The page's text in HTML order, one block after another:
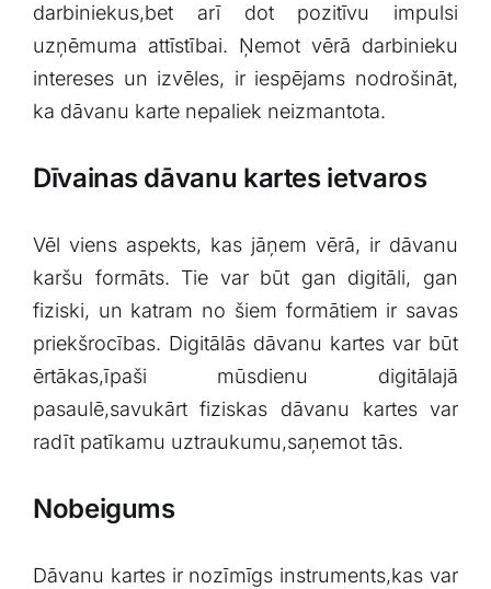
darbiniekus,bet arī dot pozitīvu impulsi
uzņēmuma attīstībai. Ņemot vērā darbinieku
intereses un izvēles, ir iespējams nodrošināt,
ka dāvanu karte nepaliek neizmantota.
Dīvainas⁤ dāvanu kartes ietvaros
Vēl viens aspekts, kas​ jāņem vērā, ir dāvanu
karšu formāts. Tie⁣ var būt gan ⁢digitāli, gan
‌fiziski,⁢ un katram no šiem formātiem ir savas
⁣priekšrocības. Digitālās dāvanu⁢ kartes var būt
ērtākas,īpaši mūsdienu⁤ digitālajā
pasaulē,savukārt fiziskas dāvanu kartes‍ var
radīt patīkamu uztraukumu,saņemot⁤ tās.
Nobeigums
Dāvanu kartes ⁢ir nozīmīgs instruments,kas var